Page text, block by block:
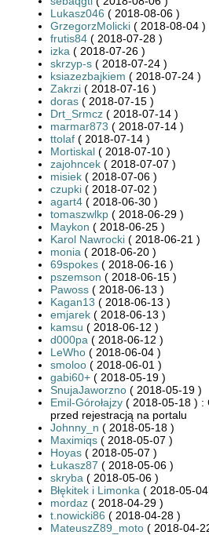
Lukasz046 ( 2018-08-06 )
GrzegorzMolicki ( 2018-08-04 )
frutis84 ( 2018-07-28 )
izka ( 2018-07-26 )
skrzyp-s ( 2018-07-24 )
ksiazezbajkiem ( 2018-07-24 )
Zakrzi ( 2018-07-16 )
doras ( 2018-07-15 )
Drt_Srmcz ( 2018-07-14 )
marmar873 ( 2018-07-14 )
ttolaf ( 2018-07-14 )
Mortiskal ( 2018-07-10 )
zajohncek ( 2018-07-07 )
misiek ( 2018-07-06 )
czupki ( 2018-07-02 )
agart4 ( 2018-06-30 )
tomaszwlkp ( 2018-06-29 )
Maykon ( 2018-06-25 )
Karol Nawrocki ( 2018-06-21 )
monia ( 2018-06-20 )
69spokes ( 2018-06-16 )
pszemson ( 2018-06-15 )
Pawoss ( 2018-06-13 )
Kagan13 ( 2018-06-13 )
emjarek ( 2018-06-13 )
kamsu ( 2018-06-12 )
d000pa ( 2018-06-12 )
LeWho ( 2018-06-04 )
smoloo ( 2018-06-01 )
gabi60+ ( 2018-05-19 )
SnujaJaworzno ( 2018-05-19 )
Emil-Górołajzy ( 2018-05-18 ) :
przed rejestracją na portalu
Johnny_n ( 2018-05-18 )
Maximiqs ( 2018-05-07 )
Hoyas ( 2018-05-07 )
Łukasz87 ( 2018-05-06 )
skryba ( 2018-05-06 )
Błękitek i Limonka ( 2018-05-
mordaz ( 2018-04-29 )
t.nowicki86 ( 2018-04-28 )
MateuszZ89_moto ( 2018-04-